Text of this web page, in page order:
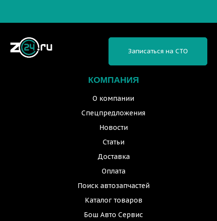
КОМПАНИЯ
О компании
Спецпредложения
Новости
Статьи
Доставка
Оплата
Поиск автозапчастей
Каталог товаров
Бош Авто Сервис
Записаться на СТО